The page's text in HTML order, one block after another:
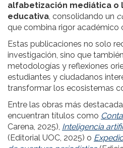
alfabetización mediática o
educativa, consolidando un
que combina rigor académico
Estas publicaciones no solo
investigación, sino que
metodologías y reflexiones
estudiantes y ciudadanos
transformar los ecosistemas
Entre las obras más
encuentran títulos como
Carena, 2025), Inteligencia
(Editorial UOC, 2025) o